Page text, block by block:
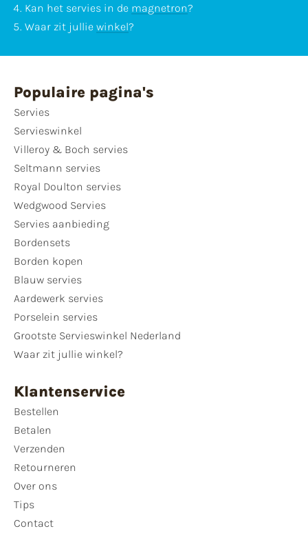
Kan het servies in de magnetron?
Waar zit jullie winkel?
Populaire pagina's
Servies
Servieswinkel
Villeroy & Boch servies
Seltmann servies
Royal Doulton servies
Wedgwood Servies
Servies aanbieding
Bordensets
Borden kopen
Blauw servies
Aardewerk servies
Porselein servies
Grootste Servieswinkel Nederland
Waar zit jullie winkel?
Klantenservice
Bestellen
Betalen
Verzenden
Retourneren
Over ons
Tips
Contact